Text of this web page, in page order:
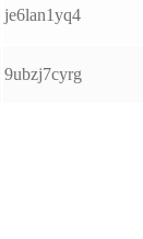
je6lan1yq4
9ubzj7cyrg